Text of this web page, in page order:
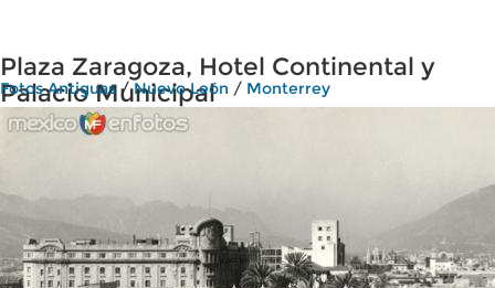
Plaza Zaragoza, Hotel Continental y
Palacio Municipal
Fotos Antiguas/Nuevo León / Monterrey